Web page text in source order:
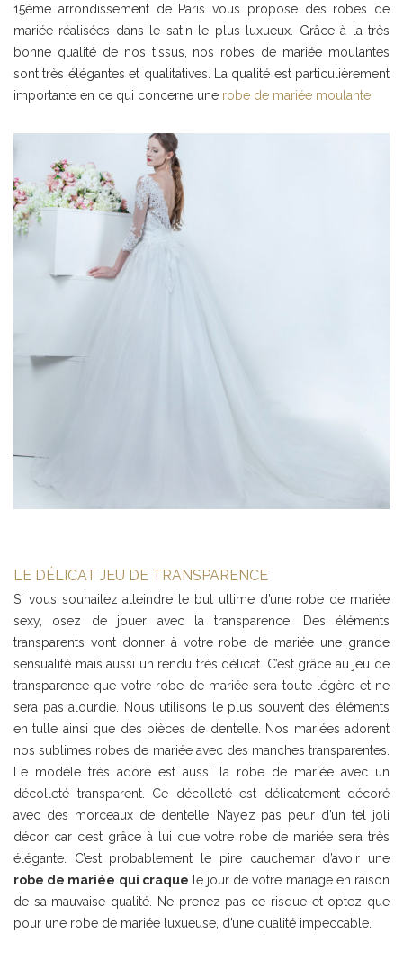
15ème arrondissement de Paris vous propose des robes de
mariée réalisées dans le satin le plus luxueux. Grâce à la très
bonne qualité de nos tissus, nos robes de mariée moulantes
sont très élégantes et qualitatives. La qualité est particulièrement
importante en ce qui concerne une robe de mariée moulante
LE DÉLICAT JEU DE TRANSPARENCE
Si vous souhaitez atteindre le but ultime d’une robe de mariée
sexy, osez de jouer avec la transparence. Des éléments
transparents vont donner à votre robe de mariée une grande
sensualité mais aussi un rendu très délicat. C’est grâce au jeu de
transparence que votre robe de mariée sera toute légère et ne
sera pas alourdie. Nous utilisons le plus souvent des éléments
en tulle ainsi que des pièces de dentelle. Nos mariées adorent
nos sublimes robes de mariée avec des manches transparentes.
Le modèle très adoré est aussi la robe de mariée avec un
décolleté transparent. Ce décolleté est délicatement décoré
avec des morceaux de dentelle. N’ayez pas peur d’un tel joli
décor car c’est grâce à lui que votre robe de mariée sera très
élégante. C’est probablement le pire cauchemar d’avoir une
robe de mariée qui craque le jour de votre mariage en raison
de sa mauvaise qualité. Ne prenez pas ce risque et optez que
pour une robe de mariée luxueuse, d’une qualité impeccable.